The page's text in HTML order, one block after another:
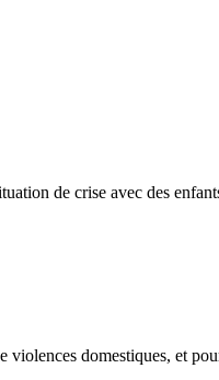
de crise avec des
domestiques, et